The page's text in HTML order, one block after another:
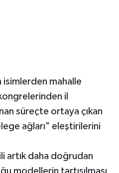
isimlerden mahalle
il
süreçte ortaya çıkan
ağları" eleştirilerini
artık daha doğrudan
modellerin tartışılması